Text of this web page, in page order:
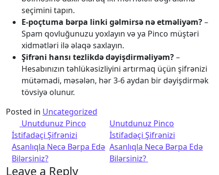
seçimini tapın.
E-poçtuma bərpa linki gəlmirsə nə etməliyəm?–
Spam qovluğunuzu yoxlayın və ya Pinco müştəri
xidmətləri ilə əlaqə saxlayın.
Şifrəni hansı tezlikdə dəyişdirməliyəm?–
Hesabınızın təhlükəsizliyini artırmaq üçün şifrənizi
mütəmadi, məsələn, hər 3-6 aydan bir dəyişdirmək
tövsiyə olunur.
Posted in Uncategorized
Post navigation
Unutdunuz Pinco
İstifadəçi Şifrənizi
Asanlıqla Necə Bərpa Edə
Bilərsiniz?
Unutdunuz Pinco
İstifadəçi Şifrənizi
Asanlıqla Necə Bərpa Edə
Bilərsiniz?
Leave a Reply